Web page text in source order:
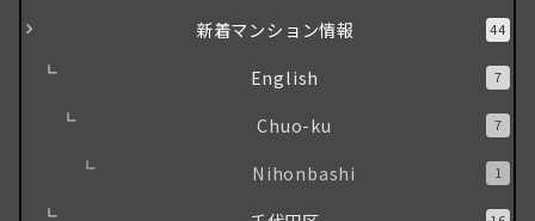
新着マンション情報 44
English 7
Chuo-ku 7
Nihonbashi 1